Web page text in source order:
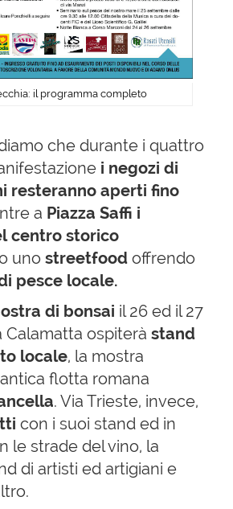
il programma completo
che durante i quattro
i negozi di
resteranno aperti fino
a Piazza Saffi i
centro storico
uno streetfood offrendo
pesce locale.
di bonsai il 26 ed il 27
Calamatta ospiterà stand
locale, la mostra
flotta romana
. Via Trieste, invece,
con i suoi stand ed in
le strade del vino, la
di artisti ed artigiani e